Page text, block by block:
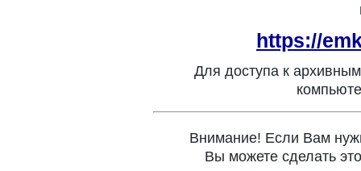
https://
Для доступа к
Внимание! Если Вам
Вы можете сделать